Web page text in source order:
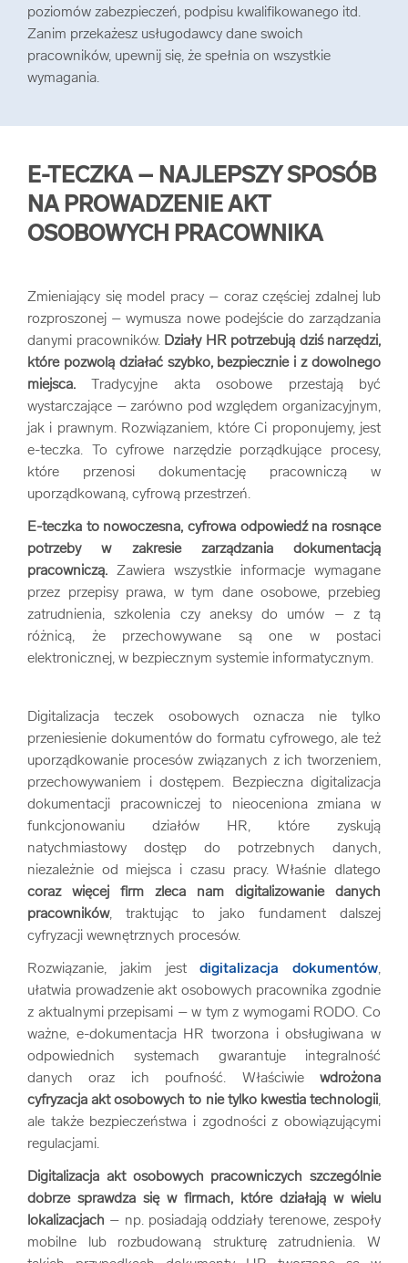
poziomów zabezpieczeń, podpisu kwalifikowanego itd.
Zanim przekażesz usługodawcy dane swoich
pracowników, upewnij się, że spełnia on wszystkie
wymagania.
E-TECZKA – NAJLEPSZY SPOSÓB
NA PROWADZENIE AKT
OSOBOWYCH PRACOWNIKA
Zmieniający się model pracy – coraz częściej zdalnej lub
rozproszonej – wymusza nowe podejście do zarządzania
danymi pracowników. Działy HR potrzebują dziś narzędzi,
które pozwolą działać szybko, bezpiecznie i z dowolnego
miejsca.
Tradycyjne akta osobowe przestają być
wystarczające – zarówno pod względem organizacyjnym,
jak i prawnym. Rozwiązaniem, które Ci proponujemy, jest
e-teczka. To cyfrowe narzędzie porządkujące procesy,
które przenosi dokumentację pracowniczą w
uporządkowaną, cyfrową przestrzeń.
E-teczka to nowoczesna, cyfrowa odpowiedź na rosnące
potrzeby w zakresie zarządzania dokumentacją
pracowniczą. Zawiera wszystkie informacje wymagane
przez przepisy prawa, w tym dane osobowe, przebieg
zatrudnienia, szkolenia czy aneksy do umów – z tą
różnicą, że przechowywane są one w postaci
elektronicznej, w bezpiecznym systemie informatycznym.
Digitalizacja teczek osobowych oznacza nie tylko
przeniesienie dokumentów do formatu cyfrowego, ale też
uporządkowanie procesów związanych z ich tworzeniem,
przechowywaniem i dostępem. Bezpieczna digitalizacja
dokumentacji pracowniczej to nieoceniona zmiana w
funkcjonowaniu działów HR, które zyskują
natychmiastowy dostęp do potrzebnych danych,
niezależnie od miejsca i czasu pracy. Właśnie dlatego
coraz więcej firm zleca nam digitalizowanie danych
pracowników, traktując to jako fundament dalszej
cyfryzacji wewnętrznych procesów.
Rozwiązanie, jakim jestdigitalizacja dokumentów,
ułatwia prowadzenie akt osobowych pracownika zgodnie
z aktualnymi przepisami – w tym z wymogami RODO. Co
ważne, e-dokumentacja HR tworzona i obsługiwana w
odpowiednich systemach gwarantuje integralność
danych oraz ich poufność. Właściwie wdrożona
cyfryzacja akt osobowych to nie tylko kwestia technologii,
ale także bezpieczeństwa i zgodności z obowiązującymi
regulacjami.
Digitalizacja akt osobowych pracowniczych szczególnie
dobrze sprawdza się w firmach, które działają w wielu
lokalizacjach – np. posiadają oddziały terenowe, zespoły
mobilne lub rozbudowaną strukturę zatrudnienia. W